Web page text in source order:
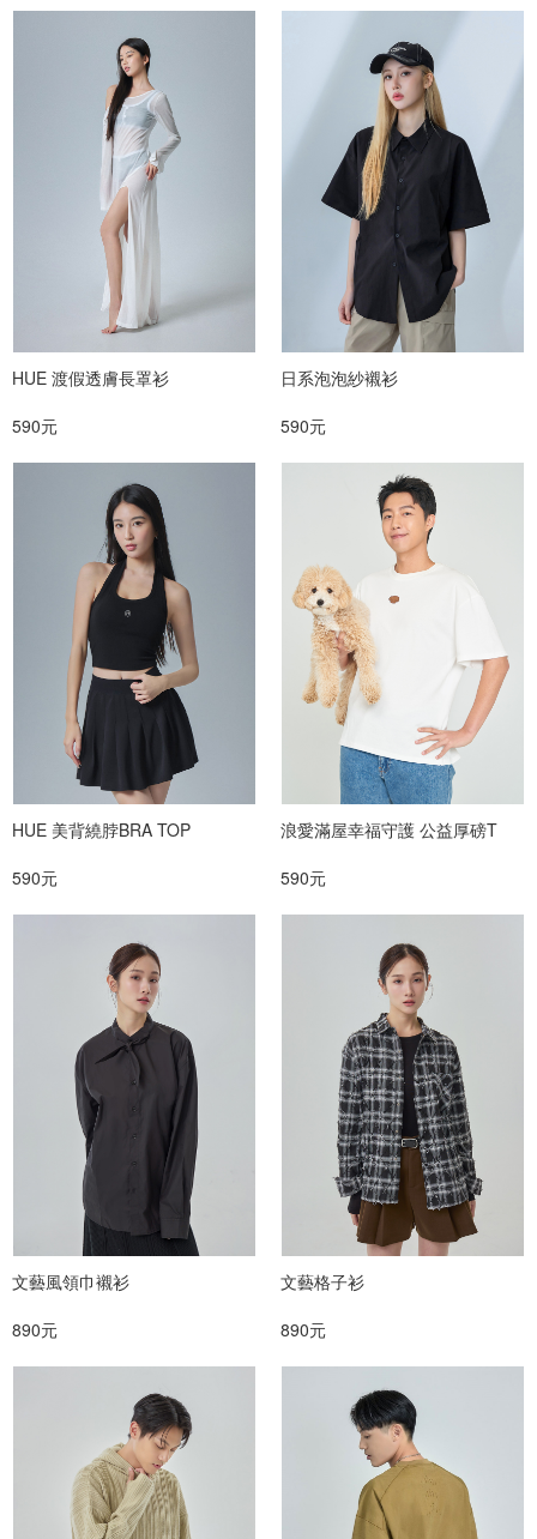
HUE 渡假透膚長罩衫
590元
日系泡泡紗襯衫
590元
HUE 美背繞脖BRA TOP
590元
浪愛滿屋幸福守護 公益厚磅T
590元
文藝風領巾襯衫
890元
文藝格子衫
890元